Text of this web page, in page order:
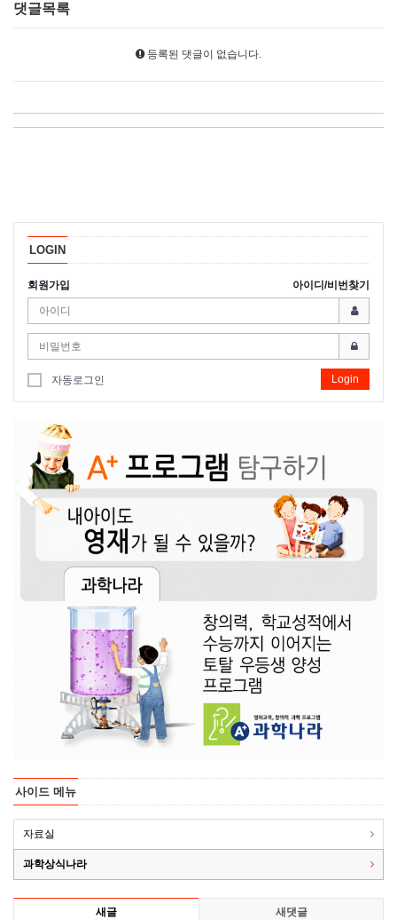
댓글목록
등록된 댓글이 없습니다.
LOGIN
회원가입 아이디/비번찾기
자동로그인 Login
사이드 메뉴
자료실
과학상식나라
새글 새댓글